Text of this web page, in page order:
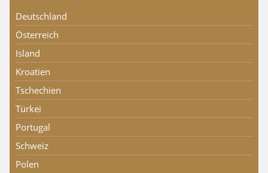
Deutschland
Österreich
Island
Kroatien
Tschechien
Türkei
Portugal
Schweiz
Polen